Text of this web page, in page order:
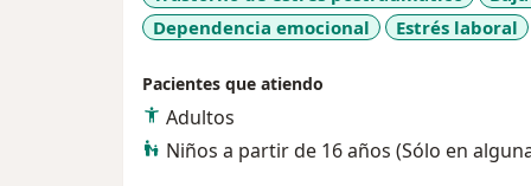
Dependencia emocional
Estrés laboral
Pacientes que atiendo
Adultos
Niños a partir de 16 años (Sólo en